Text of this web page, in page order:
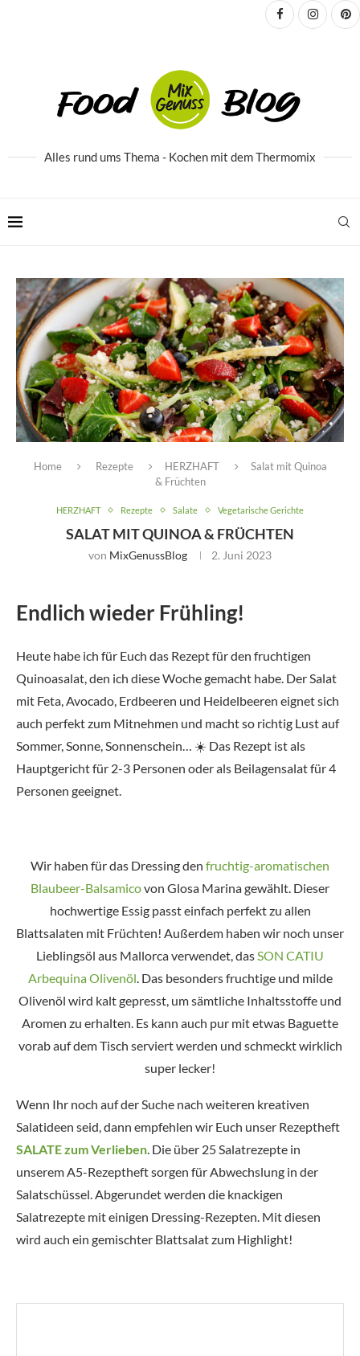
Alles rund ums Thema - Kochen mit dem Thermomix
Home Rezepte HERZHAFT
Salat mit Quinoa
& Früchten
HERZHAFT Rezepte Salate Vegetarische Gerichte
SALAT MIT QUINOA & FRÜCHTEN
von MixGenussBlog 2. Juni 2023
Endlich wieder Frühling!
Heute habe ich für Euch das Rezept für den fruchtigen
Quinoasalat, den ich diese Woche gemacht habe. Der Salat
mit Feta, Avocado, Erdbeeren und Heidelbeeren eignet sich
auch perfekt zum Mitnehmen und macht so richtig Lust auf
Sommer, Sonne, Sonnenschein… ☀️ Das Rezept ist als
Hauptgericht für 2-3 Personen oder als Beilagensalat für 4
Personen geeignet.
Wir haben für das Dressing den fruchtig-aromatischen
Blaubeer-Balsamicovon Glosa Marina gewählt. Dieser
hochwertige Essig passt einfach perfekt zu allen
Blattsalaten mit Früchten! Außerdem haben wir noch unser
Lieblingsöl aus Mallorca verwendet, dasSON CATIU
Arbequina Olivenöl. Das besonders fruchtige und milde
Olivenöl wird kalt gepresst, um sämtliche Inhaltsstoffe und
Aromen zu erhalten. Es kann auch pur mit etwas Baguette
vorab auf dem Tisch serviert werden und schmeckt wirklich
super lecker!
Wenn Ihr noch auf der Suche nach weiteren kreativen
Salatideen seid, dann empfehlen wir Euch unser Rezeptheft
SALATE zum Verlieben. Die über 25 Salatrezepte in
unserem A5-Rezeptheft sorgen für Abwechslung in der
Salatschüssel. Abgerundet werden die knackigen
Salatrezepte mit einigen Dressing-Rezepten. Mit diesen
wird auch ein gemischter Blattsalat zum Highlight!